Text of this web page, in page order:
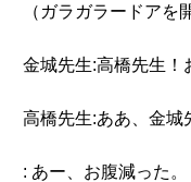
（ガラガラードアを
金城先生:高橋先生！
高橋先生:ああ、金城
: あー、お腹減った。